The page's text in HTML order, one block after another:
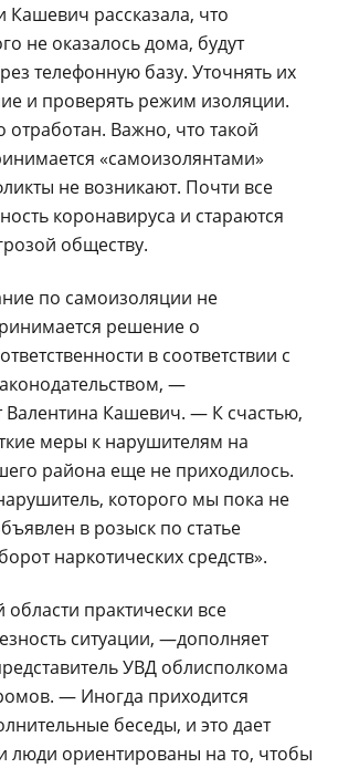
рассказала, что
не оказалось дома, будут
телефонную базу. Уточнять их
и проверять режим изоляции.
отработан. Важно, что такой
«самоизолянтами»
не возникают. Почти все
коронавируса и стараются
обществу.
по самоизоляции не
решение о
в соответствии с
—
Валентина Кашевич. — К счастью,
меры к нарушителям на
района еще не приходилось.
которого мы пока не
в розыск по статье
наркотических средств».
практически все
ситуации, —дополняет
УВД облисполкома
— Иногда приходится
беседы, и это дает
люди ориентированы на то, чтобы